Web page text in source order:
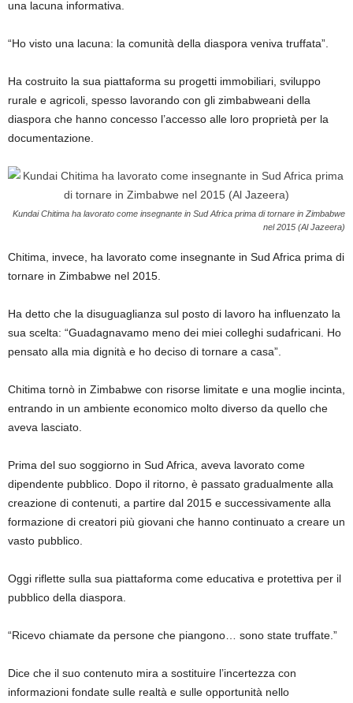
una lacuna informativa.
“Ho visto una lacuna: la comunità della diaspora veniva truffata”.
Ha costruito la sua piattaforma su progetti immobiliari, sviluppo
rurale e agricoli, spesso lavorando con gli zimbabweani della
diaspora che hanno concesso l’accesso alle loro proprietà per la
documentazione.
Kundai Chitima ha lavorato come insegnante in Sud Africa prima di tornare in Zimbabwe
nel 2015 (Al Jazeera)
Chitima, invece, ha lavorato come insegnante in Sud Africa prima di
tornare in Zimbabwe nel 2015.
Ha detto che la disuguaglianza sul posto di lavoro ha influenzato la
sua scelta: “Guadagnavamo meno dei miei colleghi sudafricani. Ho
pensato alla mia dignità e ho deciso di tornare a casa”.
Chitima tornò in Zimbabwe con risorse limitate e una moglie incinta,
entrando in un ambiente economico molto diverso da quello che
aveva lasciato.
Prima del suo soggiorno in Sud Africa, aveva lavorato come
dipendente pubblico. Dopo il ritorno, è passato gradualmente alla
creazione di contenuti, a partire dal 2015 e successivamente alla
formazione di creatori più giovani che hanno continuato a creare un
vasto pubblico.
Oggi riflette sulla sua piattaforma come educativa e protettiva per il
pubblico della diaspora.
“Ricevo chiamate da persone che piangono… sono state truffate.”
Dice che il suo contenuto mira a sostituire l’incertezza con
informazioni fondate sulle realtà e sulle opportunità nello